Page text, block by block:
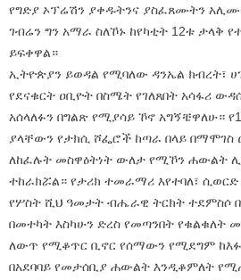
የግድያ ኦፕሬሽን ያቀዱትንና ያስፈጸሙትን
ገብሬን ግን አማራ ስለኾኑ ከየካቲት 12ቱ ታላቅ
ይፍቀዋል።
ኢትዮጵያን ይወዳል የሚባለው ዳንኤል ክብረት፣
የደናቁርት ዐቢዮት በስሜት የገለጸበት አሳፋሪ
አሰላለፉን በግልጽ የሚያሳይ ኾኖ አግኝቼዋለሁ።
ያላቸውን የታክሲ ሾፌሮች ከጣራ በላይ በማሞገስ
ለከፈሉት መስዋዕትነት ውለታ የሚኾን ሐውልት
ተከራክሯል። የታሪክ ተመራማሪ እየተባለ፣
የሦስት ሺህ ዓመታት ብሔራዊ ትርክት ተደምስሶ
በመተካት እስካሁን ድረስ የመጣንበት የቁልቁለት
ለውጥ የሚቆጥር ቢኖር የሰማውን የሚደግም
በአደባባይ የመታሰቢያ ሐውልት እንዲቆምለት